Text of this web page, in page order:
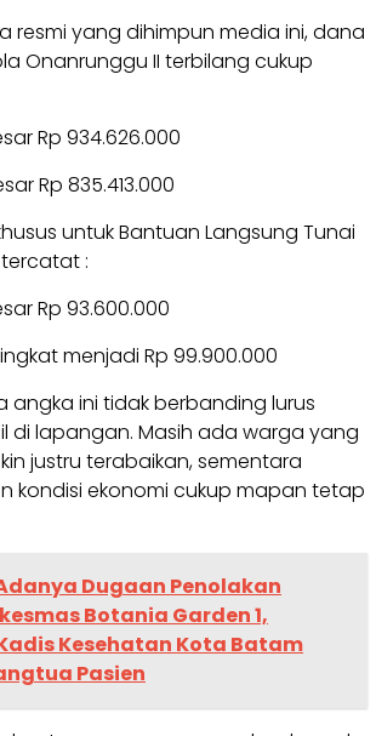
resmi yang dihimpun media ini, dana
Onanrunggu II terbilang cukup
Rp 934.626.000
Rp 835.413.000
untuk Bantuan Langsung Tunai
tercatat :
Rp 93.600.000
menjadi Rp 99.900.000
angka ini tidak berbanding lurus
di lapangan. Masih ada warga yang
justru terabaikan, sementara
kondisi ekonomi cukup mapan tetap
Dugaan Penolakan
Botania Garden 1,
Kesehatan Kota Batam
Pasien